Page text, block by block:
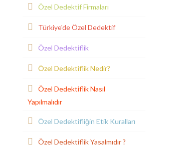
Özel Dedektif Firmaları
Türkiye'de Özel Dedektif
Özel Dedektiflik
Özel Dedektiflik Nedir?
Özel Dedektiflik Nasıl
Yapılmalıdır
Özel Dedektifliğin Etik Kuralları
Özel Dedektiflik Yasalmıdır ?